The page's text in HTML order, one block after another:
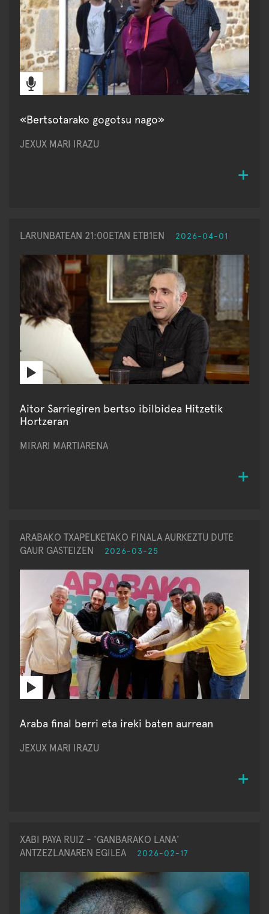
«Bertsotarako gogotsu nago»
JEXUX MARI IRAZU
LARUNBATEAN 21:00ETAN ETB1EN 2026-04-01
Aitor Sarriegiren bertso ibilbidea Hitzetik
Hortzeran
MIRARI MARTIARENA
ARABAKO TXAPELKETAKO FINALA AURKEZTU DUTE
GAUR GASTEIZEN
2026-03-25
Araba final berri eta ireki baten aurrean
JEXUX MARI IRAZU
XABI PAYA RUIZ - 'GANBARAKO LANA'
ANTZEZLANAREN EGILEA
2026-02-17